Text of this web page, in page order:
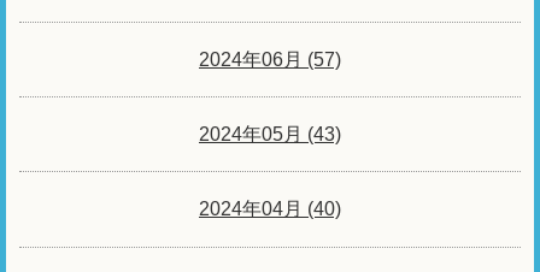
2024年06月 (57)
2024年05月 (43)
2024年04月 (40)